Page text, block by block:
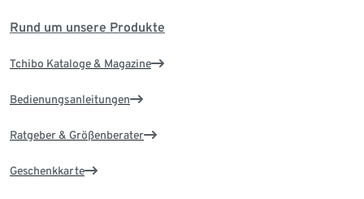
Rund um unsere Produkte
Tchibo Kataloge & Magazine
Bedienungsanleitungen
Ratgeber & Größenberater
Geschenkkarte